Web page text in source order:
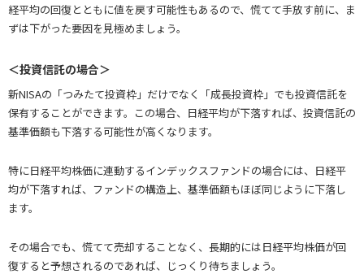
経平均の回復とともに値を戻す可能性もあるので、慌てて手放す前に、ま
ずは下がった要因を見極めましょう。
＜投資信託の場合＞
新NISAの「つみたて投資枠」だけでなく「成長投資枠」でも投資信託を
保有することができます。この場合、日経平均が下落すれば、投資信託の
基準価額も下落する可能性が高くなります。
特に日経平均株価に連動するインデックスファンドの場合には、日経平
均が下落すれば、ファンドの構造上、基準価額もほぼ同じように下落し
ます。
その場合でも、慌てて売却することなく、長期的には日経平均株価が回
復すると予想されるのであれば、じっくり待ちましょう。